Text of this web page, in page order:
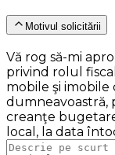
Motivul solicitării
Vă rog să-mi
privind rolul
mobile şi
dumneavoastră,
creanţe
local, la data